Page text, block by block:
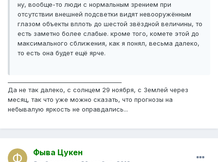
ну, вообще-то люди с нормальным зрением при
отсутствии внешней подсветки видят невооружённым
глазом объекты вплоть до шестой звёздной величины, то
есть заметно более слабые. кроме того, комете этой до
максимального сближения, как я понял, весьма далеко,
то есть она будет ещё ярче.
Да не так далеко, с солнцем 29 ноября, с Землей через
месяц, так что уже можно сказать, что прогнозы на
небывалую яркость не оправдались...
Фыва Цукен